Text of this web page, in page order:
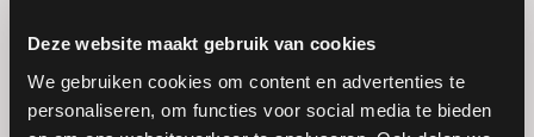
Deze website maakt gebruik van cookies
We gebruiken cookies om content en advertenties te
personaliseren, om functies voor social media te bieden
Conagra
Brands
USD